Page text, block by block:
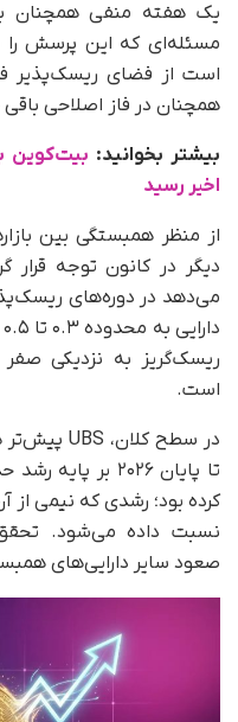
یک هفته منفی همچنان
مسئله‌ای که این پرسش را
است از فضای ریسک‌پذیر
همچنان در فاز اصلاحی
بیشتر بخوانید: بیت‌کوین
اخیر رسید
دیگر در کانون توجه
ریسک‌گریز به نزدیکی
است.
کرده بود؛ رشدی که نیمی
نسبت داده می‌شود.
صعود سایر دارایی‌های